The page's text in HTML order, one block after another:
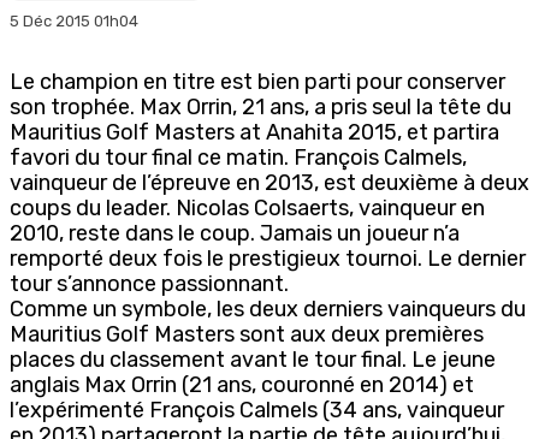
5 Déc 2015 01h04
Le champion en titre est bien parti pour conserver
son trophée. Max Orrin, 21 ans, a pris seul la tête du
Mauritius Golf Masters at Anahita 2015, et partira
favori du tour final ce matin. François Calmels,
vainqueur de l’épreuve en 2013, est deuxième à deux
coups du leader. Nicolas Colsaerts, vainqueur en
2010, reste dans le coup. Jamais un joueur n’a
remporté deux fois le prestigieux tournoi. Le dernier
tour s’annonce passionnant.
Comme un symbole, les deux derniers vainqueurs du
Mauritius Golf Masters sont aux deux premières
places du classement avant le tour final. Le jeune
anglais Max Orrin (21 ans, couronné en 2014) et
l’expérimenté François Calmels (34 ans, vainqueur